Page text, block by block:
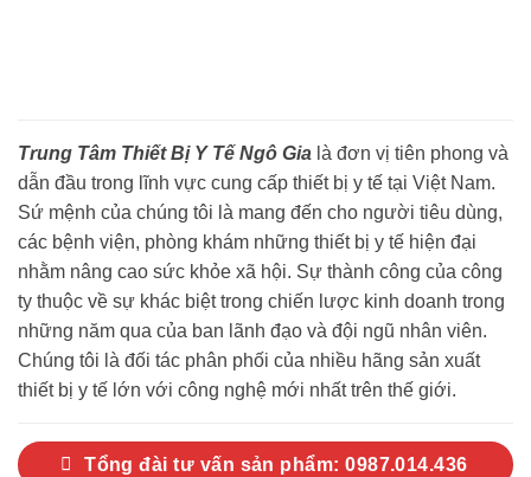
Trung Tâm Thiết Bị Y Tế Ngô Gia là đơn vị tiên phong và
dẫn đầu trong lĩnh vực cung cấp thiết bị y tế tại Việt Nam.
Sứ mệnh của chúng tôi là mang đến cho người tiêu dùng,
các bệnh viện, phòng khám những thiết bị y tế hiện đại
nhằm nâng cao sức khỏe xã hội. Sự thành công của công
ty thuộc về sự khác biệt trong chiến lược kinh doanh trong
những năm qua của ban lãnh đạo và đội ngũ nhân viên.
Chúng tôi là đối tác phân phối của nhiều hãng sản xuất
thiết bị y tế lớn với công nghệ mới nhất trên thế giới.
Tổng đài tư vấn sản phẩm: 0987.014.436